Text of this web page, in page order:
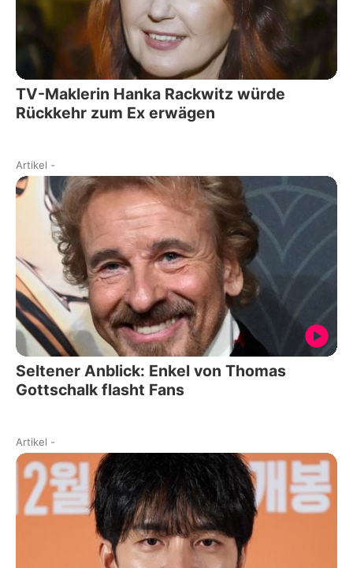
TV-Maklerin Hanka Rackwitz würde
Rückkehr zum Ex erwägen
Artikel -
Seltener Anblick: Enkel von Thomas
Gottschalk flasht Fans
Artikel -